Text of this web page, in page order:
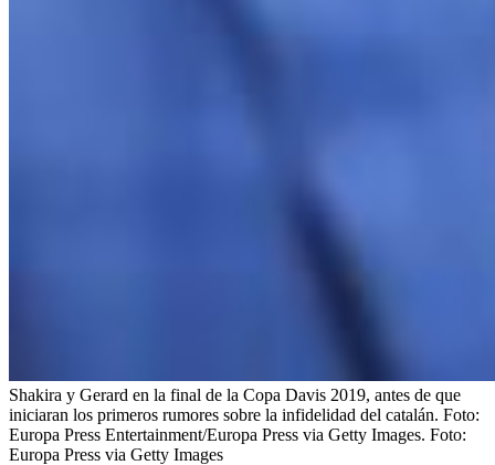
Shakira y Gerard en la final de la Copa Davis 2019, antes de que
iniciaran los primeros rumores sobre la infidelidad del catalán. Foto:
Europa Press Entertainment/Europa Press via Getty Images. Foto:
Europa Press via Getty Images